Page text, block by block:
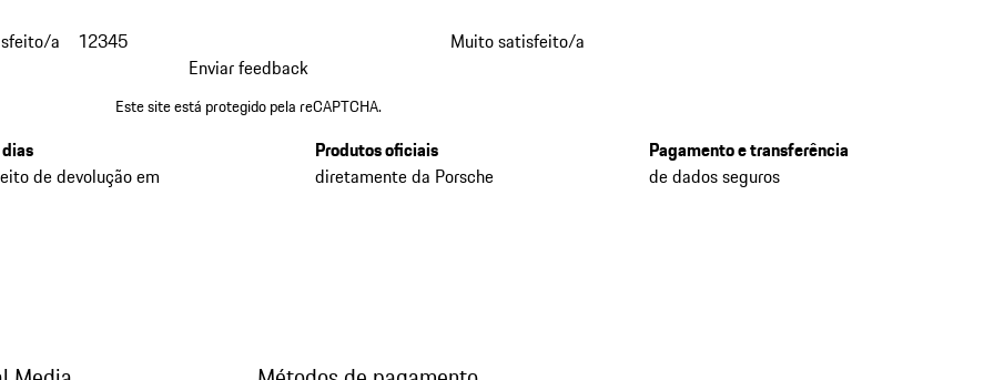
a 12345
Muito satisfeito/a
Enviar feedback
Este site está protegido pela reCAPTCHA.
de devolução em
Produtos oficiais
diretamente da Porsche
Pagamento e transferência
de dados seguros